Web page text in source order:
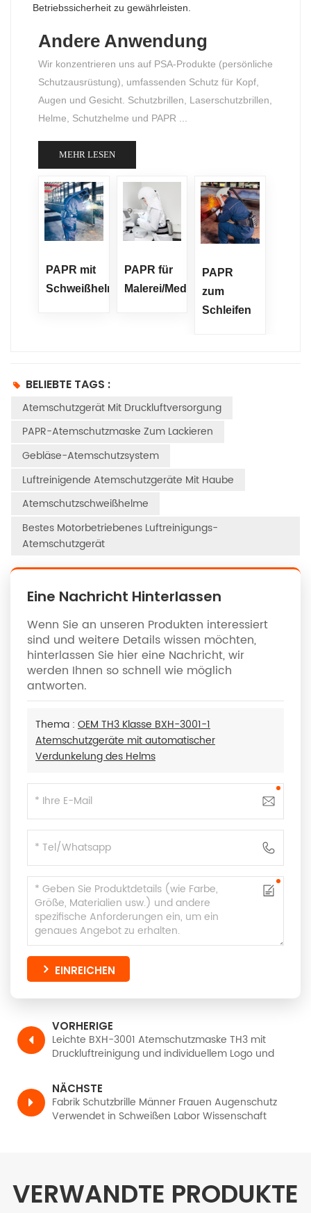
Betriebssicherheit zu gewährleisten.
Andere Anwendung
Wir konzentrieren uns auf PSA-Produkte (persönliche
Schutzausrüstung), umfassenden Schutz für Kopf,
Augen und Gesicht. Schutzbrillen, Laserschutzbrillen,
Helme, Schutzhelme und PAPR ...
MEHR LESEN
PAPR mit
Schweißhelm
PAPR für
Malerei/Medizin
PAPR
zum
Schleifen
BELIEBTE TAGS :
Atemschutzgerät Mit Druckluftversorgung
PAPR-Atemschutzmaske Zum Lackieren
Gebläse-Atemschutzsystem
Luftreinigende Atemschutzgeräte Mit Haube
Atemschutzschweißhelme
Bestes Motorbetriebenes Luftreinigungs-
Atemschutzgerät
Eine Nachricht Hinterlassen
Wenn Sie an unseren Produkten interessiert
sind und weitere Details wissen möchten,
hinterlassen Sie hier eine Nachricht, wir
werden Ihnen so schnell wie möglich
antworten.
Thema : OEM TH3 Klasse BXH-3001-1
Atemschutzgeräte mit automatischer
Verdunkelung des Helms
EINREICHEN
VORHERIGE
Leichte BXH-3001 Atemschutzmaske TH3 mit
Druckluftreinigung und individuellem Logo und
NÄCHSTE
Fabrik Schutzbrille Männer Frauen Augenschutz
Verwendet in Schweißen Labor Wissenschaft
VERWANDTE PRODUKTE